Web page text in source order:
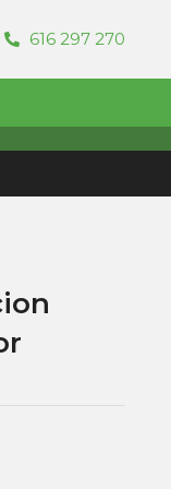
616 297 270